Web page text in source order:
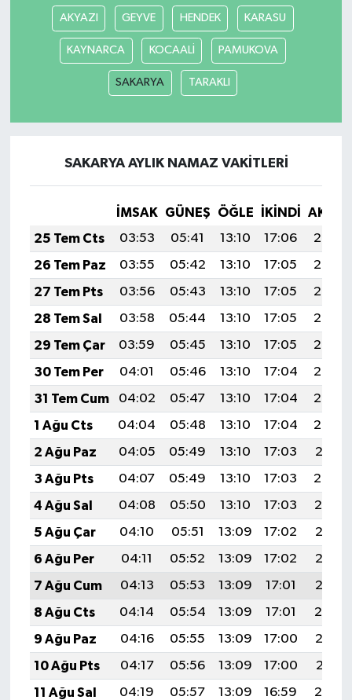
AKYAZI GEYVE HENDEK KARASU
KAYNARCA KOCAALİ PAMUKOVA
SAKARYA TARAKLI
SAKARYA AYLIK NAMAZ VAKITLERI
İMSAK GÜNEŞ ÖĞLE İKINDI
25 Tem Cts
03:53 05:41 13:10 17:06
20:29
26 Tem Paz
03:55 05:42 13:10 17:05
20:28
27 Tem Pts
03:56 05:43 13:10 17:05
20:27
28 Tem Sal
03:58 05:44 13:10 17:05
20:26
29 Tem Çar
03:59 05:45 13:10 17:05
20:25
30 Tem Per
04:01 05:46 13:10 17:04
20:24
31 Tem Cum
04:02 05:47 13:10 17:04
20:23
1 Ağu Cts
04:04 05:48 13:10 17:04
20:22
2 Ağu Paz
04:05 05:49 13:10 17:03
20:21
3 Ağu Pts
04:07 05:49 13:10 17:03
20:20
4 Ağu Sal
04:08 05:50 13:10 17:03
20:19
5 Ağu Çar
04:10 05:51 13:09 17:02
20:17
6 Ağu Per
04:11 05:52 13:09 17:02
20:16
7 Ağu Cum
04:13 05:53 13:09 17:01
20:15
8 Ağu Cts
04:14 05:54 13:09 17:01
20:14
9 Ağu Paz
04:16 05:55 13:09 17:00
20:13
10 Ağu Pts
04:17 05:56 13:09 17:00
20:11
11 Ağu Sal
04:19 05:57 13:09 16:59
20:10